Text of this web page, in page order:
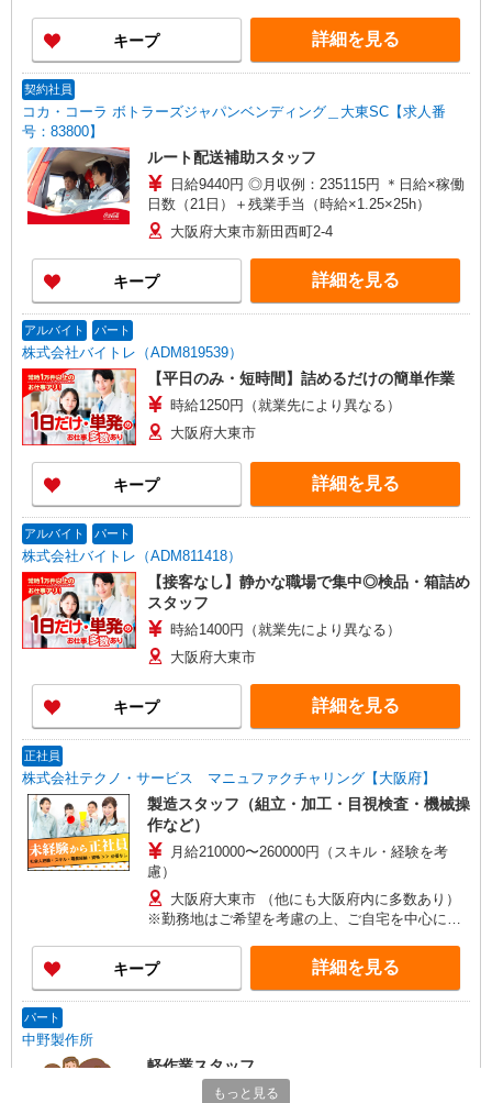
キープ 詳細を見る
契約社員
コカ・コーラ ボトラーズジャパンベンディング＿大東SC【求人番
号：83800】
ルート配送補助スタッフ
日給9440円 ◎月収例：235115円 ＊日給×稼働
日数（21日）＋残業手当（時給×1.25×25h）
大阪府大東市新田西町2-4
キープ 詳細を見る
アルバイト パート
株式会社バイトレ（ADM819539）
【平日のみ・短時間】詰めるだけの簡単作業
時給1250円（就業先により異なる）
大阪府大東市
キープ 詳細を見る
アルバイト パート
株式会社バイトレ（ADM811418）
【接客なし】静かな職場で集中◎検品・箱詰め
スタッフ
時給1400円（就業先により異なる）
大阪府大東市
キープ 詳細を見る
正社員
株式会社テクノ・サービス マニュファクチャリング【大阪府】
製造スタッフ（組立・加工・目視検査・機械操
作など）
月給210000〜260000円（スキル・経験を考
慮）
大阪府大東市 （他にも大阪府内に多数あり）
※勤務地はご希望を考慮の上、ご自宅を中心に通
し）
キープ 詳細を見る
パート
中野製作所
軽作業スタッフ
時給1,180円〜
もっと見る